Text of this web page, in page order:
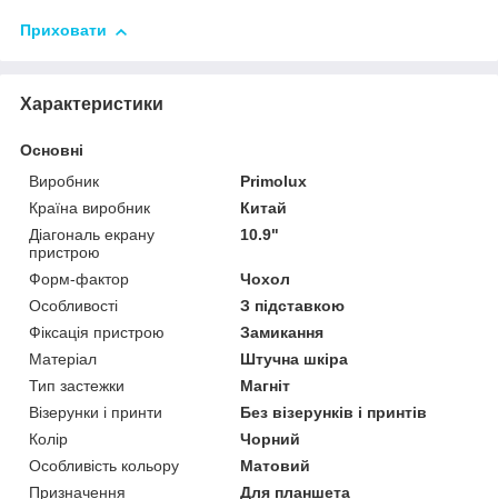
Приховати
Характеристики
Основні
Виробник
Primolux
Країна виробник
Китай
Діагональ екрану
пристрою
10.9"
Форм-фактор
Чохол
Особливості
З підставкою
Фіксація пристрою
Замикання
Матеріал
Штучна шкіра
Тип застежки
Магніт
Візерунки і принти
Без візерунків і принтів
Колір
Чорний
Особливість кольору
Матовий
Призначення
Для планшета